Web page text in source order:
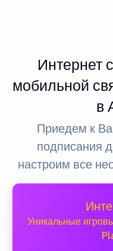
Интернет
мобильной
в
Приедем к
подписания
настроим все
Уникальные